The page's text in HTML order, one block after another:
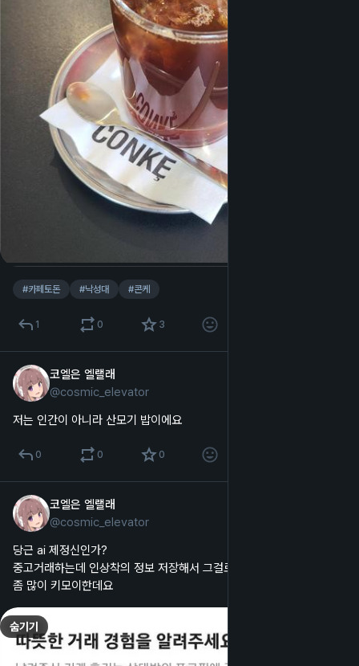
#카페토돈 #낙성대 #콘케
1 0 3
코엘은 엘랠래
@cosmic_elevator
저는 인간이 아니라 산모기 밥이에요
0 0 0
코엘은 엘랠래
@cosmic_elevator
당근 ai 제정신인가?
중고거래하는데 인상착의 정보 저장해서 그걸로 후기남기라고 하는 건
좀 많이 키모이한데요
숨기기